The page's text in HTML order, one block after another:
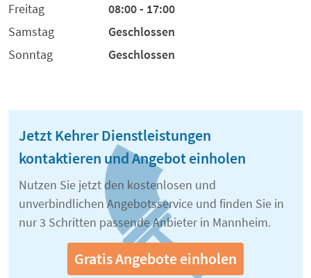
Freitag
08:00 - 17:00
Samstag
Geschlossen
Sonntag
Geschlossen
Jetzt Kehrer Dienstleistungen
kontaktieren und Angebot einholen
Nutzen Sie jetzt den kostenlosen und
unverbindlichen Angebotsservice und finden Sie in
nur 3 Schritten passende Anbieter in Mannheim.
Gratis Angebote einholen